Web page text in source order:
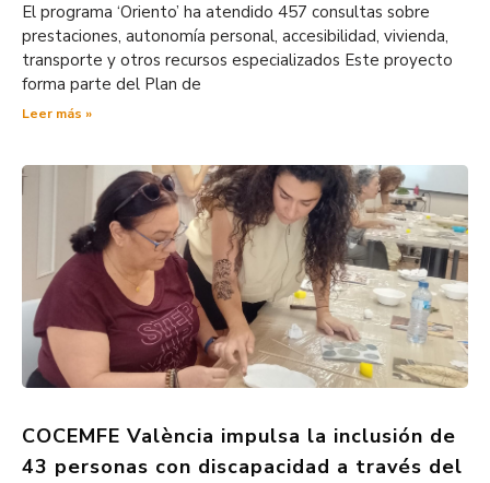
El programa ‘Oriento’ ha atendido 457 consultas sobre
prestaciones, autonomía personal, accesibilidad, vivienda,
transporte y otros recursos especializados Este proyecto
forma parte del Plan de
Leer más »
COCEMFE València impulsa la inclusión de
43 personas con discapacidad a través del